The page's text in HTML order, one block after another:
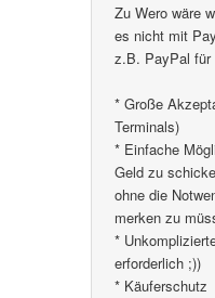
Zu Wero wäre
es nicht mit
z.B. PayPal
* Große
Terminals)
* Einfache
Geld zu
ohne die
merken zu
*
erforderlich ;))
* Käuferschutz